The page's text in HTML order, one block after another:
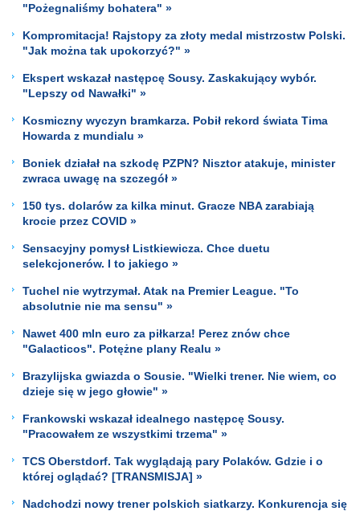
"Pożegnaliśmy bohatera" »
Kompromitacja! Rajstopy za złoty medal mistrzostw Polski.
"Jak można tak upokorzyć?" »
Ekspert wskazał następcę Sousy. Zaskakujący wybór.
"Lepszy od Nawałki" »
Kosmiczny wyczyn bramkarza. Pobił rekord świata Tima
Howarda z mundialu »
Boniek działał na szkodę PZPN? Nisztor atakuje, minister
zwraca uwagę na szczegół »
150 tys. dolarów za kilka minut. Gracze NBA zarabiają
krocie przez COVID »
Sensacyjny pomysł Listkiewicza. Chce duetu
selekcjonerów. I to jakiego »
Tuchel nie wytrzymał. Atak na Premier League. "To
absolutnie nie ma sensu" »
Nawet 400 mln euro za piłkarza! Perez znów chce
"Galacticos". Potężne plany Realu »
Brazylijska gwiazda o Sousie. "Wielki trener. Nie wiem, co
dzieje się w jego głowie" »
Frankowski wskazał idealnego następcę Sousy.
"Pracowałem ze wszystkimi trzema" »
TCS Oberstdorf. Tak wyglądają pary Polaków. Gdzie i o
której oglądać? [TRANSMISJA] »
Nadchodzi nowy trener polskich siatkarzy. Konkurencja się